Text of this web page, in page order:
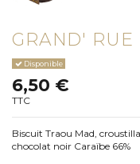
GRAND' RUE
Disponible
6,50 €
TTC
Biscuit Traou Mad,
chocolat noir Caraïbe 66%